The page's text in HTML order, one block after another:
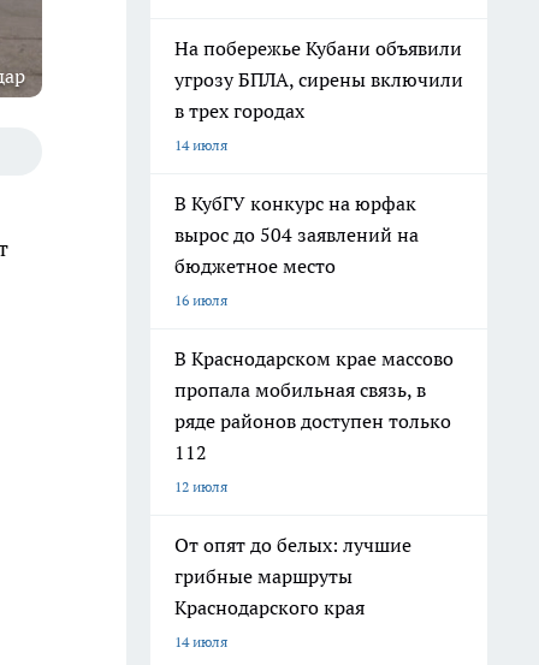
На побережье Кубани объявили
угрозу БПЛА, сирены включили
в трех городах
14 июля
В КубГУ конкурс на юрфак
вырос до 504 заявлений на
бюджетное место
16 июля
В Краснодарском крае массово
пропала мобильная связь, в
ряде районов доступен только
112
12 июля
От опят до белых: лучшие
грибные маршруты
Краснодарского края
14 июля